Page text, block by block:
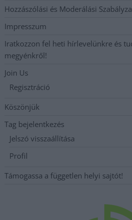
Hozzászólási és Moderálási
Impresszum
Iratkozzon fel heti hírlevelünkre és
megyénkről!
Join Us
Regisztráció
Köszönjük
Tag bejelentkezés
Jelszó visszaállítása
Profil
Támogassa a független helyi sajtót!